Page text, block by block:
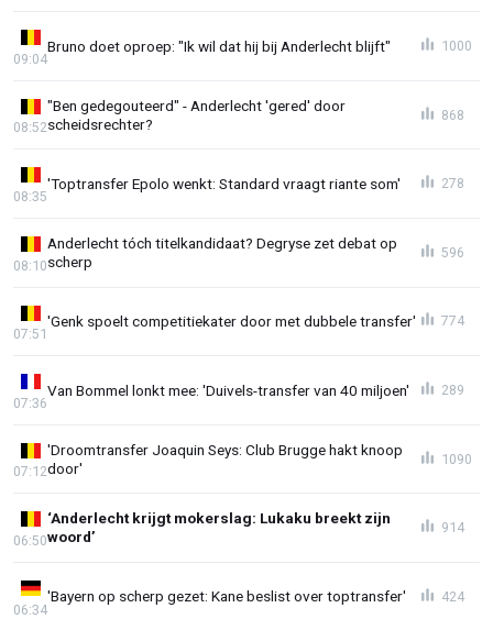
Bruno doet oproep: "Ik wil dat hij bij Anderlecht blijft"
09:04
1000
"Ben gedegouteerd" - Anderlecht 'gered' door
scheidsrechter?
08:52
868
'Toptransfer Epolo wenkt: Standard vraagt riante som'
08:35
278
Anderlecht tóch titelkandidaat? Degryse zet debat op
scherp
08:10
596
'Genk spoelt competitiekater door met dubbele transfer'
07:51
774
Van Bommel lonkt mee: 'Duivels-transfer van 40 miljoen'
07:36
289
'Droomtransfer Joaquin Seys: Club Brugge hakt knoop
door'
07:12
1090
‘Anderlecht krijgt mokerslag: Lukaku breekt zijn
woord’
06:50
914
'Bayern op scherp gezet: Kane beslist over toptransfer'
06:34
424